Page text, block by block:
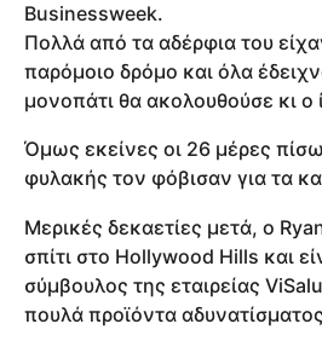
Businessweek.
Πολλά από τα αδέρφια του
παρόμοιο δρόμο και όλα
μονοπάτι θα ακολουθούσε κι ο
Όμως εκείνες οι 26 μέρες
φυλακής τον φόβισαν για τα
Μερικές δεκαετίες μετά, ο
σπίτι στο Hollywood Hills και
σύμβουλος της εταιρείας
πουλά προϊόντα